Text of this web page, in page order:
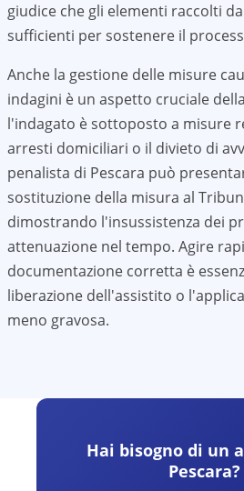
giudice che gli elementi raccolti
sufficienti per sostenere il
Anche la gestione delle misure
indagini è un aspetto cruciale
l'indagato è sottoposto a misure
arresti domiciliari o il divieto di
penalista di Pescara può
sostituzione della misura al
dimostrando l'insussistenza dei
attenuazione nel tempo. Agire
documentazione corretta è
liberazione dell'assistito o
meno gravosa.
Hai bisogno di un
Pescara?